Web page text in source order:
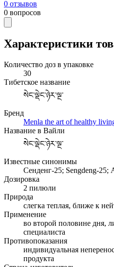
0 отзывов
0 вопросов
Характеристики
Количество доз в упаковке
30
Тибетское название
སེང་ལྡེང་ཉེར་ལྔ་
Бренд
Menla the art of healthy
Название в Вайли
སེང་ལྡེང་ཉེར་ལྔ་
Известные синонимы
Сенденг-25; Sengdeng-25;
Дозировка
2 пилюли
Природа
слегка теплая, ближе к
Применение
во второй половине дня,
специалиста
Противопоказания
индивидуальная
продукта